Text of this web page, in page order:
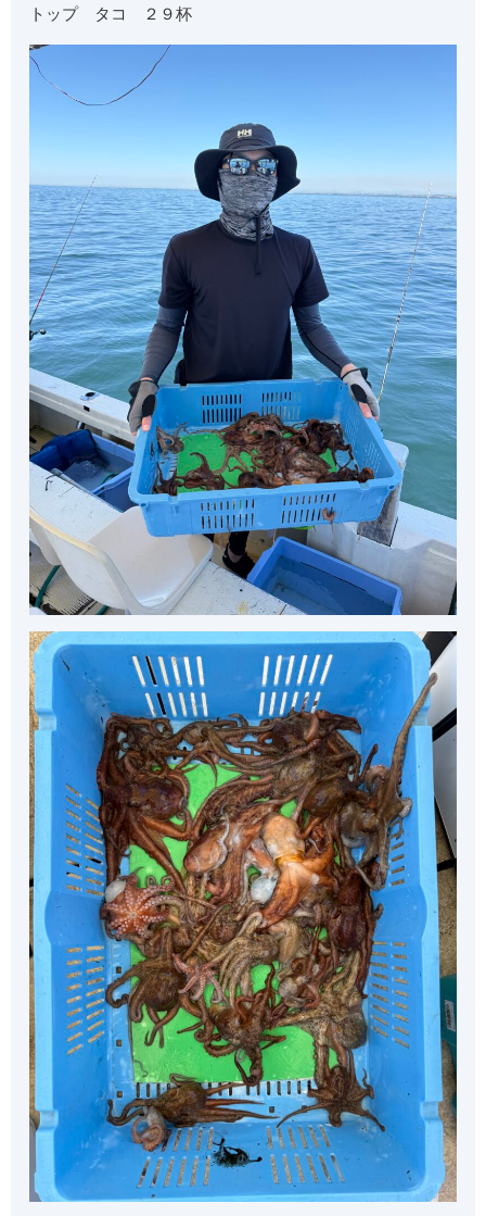
トップ タコ ２９杯